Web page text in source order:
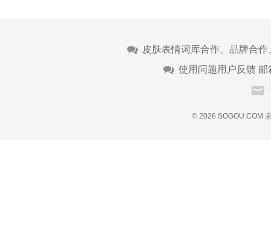
皮肤表情词库合作、品牌合
使用问题用户反馈 邮
© 2026 SOGOU.COM